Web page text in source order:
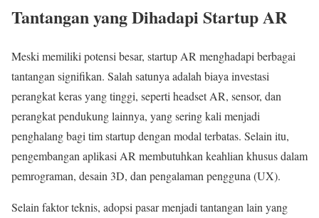
Tantangan yang Dihadapi Startup AR
Meski memiliki potensi besar, startup AR menghadapi berbagai
tantangan signifikan. Salah satunya adalah biaya investasi
perangkat keras yang tinggi, seperti headset AR, sensor, dan
perangkat pendukung lainnya, yang sering kali menjadi
penghalang bagi tim startup dengan modal terbatas. Selain itu,
pengembangan aplikasi AR membutuhkan keahlian khusus dalam
pemrograman, desain 3D, dan pengalaman pengguna (UX).
Selain faktor teknis, adopsi pasar menjadi tantangan lain yang